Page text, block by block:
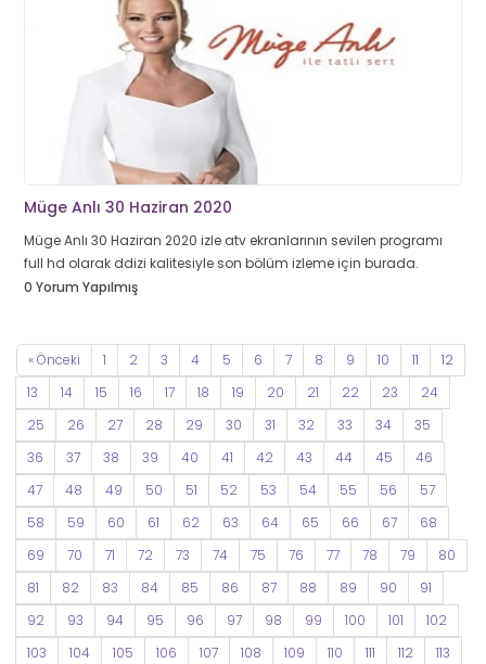
Müge Anlı 30 Haziran 2020
Müge Anlı 30 Haziran 2020 izle atv ekranlarının sevilen programı
full hd olarak ddizi kalitesiyle son bölüm izleme için burada.
0 Yorum Yapılmış
« Önceki 1 2 3 4 5 6 7 8 9 10 11
12
13
14 15 16 17 18 19 20 21 22 23
24
25
26 27 28 29 30 31 32 33 34
35
36
37 38 39 40 41 42 43 44 45
46
47
48 49 50 51 52 53 54 55 56
57
58
59 60 61 62 63 64 65 66 67
68
69
70 71 72 73 74 75 76 77 78 79
80
81
82 83 84 85 86 87 88 89 90
91
92
93 94 95 96 97 98 99 100 101
102
103
104 105 106 107 108 109 110 111 112
113